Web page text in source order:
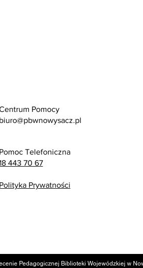
Pomocy
biuro@pbwnowysacz.pl
Pomoc Telefoniczna
443 70 67
Polityka Prywatności
Pedagogicznej Biblioteki Wojewódzkiej w